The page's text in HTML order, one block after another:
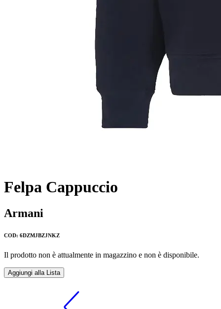
Felpa Cappuccio
Armani
COD: 6DZMJBZJNKZ
Il prodotto non è attualmente in magazzino e non è disponibile.
Aggiungi alla Lista